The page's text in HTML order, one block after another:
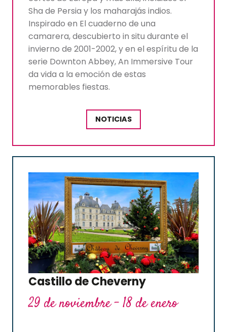
Sha de Persia y los maharajás indios.
Inspirado en El cuaderno de una
camarera, descubierto in situ durante el
invierno de 2001-2002, y en el espíritu de la
serie Downton Abbey, An Immersive Tour
da vida a la emoción de estas
memorables fiestas.
NOTICIAS
Castillo de Cheverny
29 de noviembre - 18 de enero